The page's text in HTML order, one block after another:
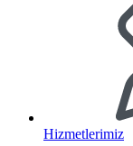
Hizmetlerimiz